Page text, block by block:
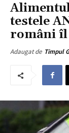
testele
români îl
Adaugat de Timpul